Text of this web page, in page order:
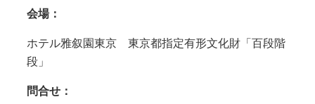
会場：
ホテル雅叙園東京 東京都指定有形文化財「百段階
段」
問合せ：